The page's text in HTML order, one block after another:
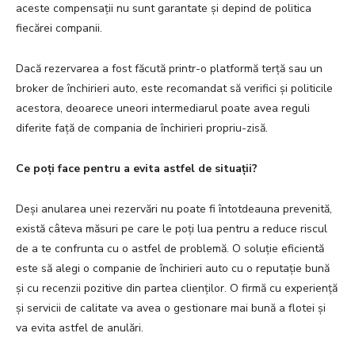
aceste compensații nu sunt garantate și depind de politica
fiecărei companii.
Dacă rezervarea a fost făcută printr-o platformă terță sau un
broker de închirieri auto, este recomandat să verifici și politicile
acestora, deoarece uneori intermediarul poate avea reguli
diferite față de compania de închirieri propriu-zisă.
Ce poți face pentru a evita astfel de situații?
Deși anularea unei rezervări nu poate fi întotdeauna prevenită,
există câteva măsuri pe care le poți lua pentru a reduce riscul
de a te confrunta cu o astfel de problemă. O soluție eficientă
este să alegi o companie de închirieri auto cu o reputație bună
și cu recenzii pozitive din partea clienților. O firmă cu experiență
și servicii de calitate va avea o gestionare mai bună a flotei și
va evita astfel de anulări.